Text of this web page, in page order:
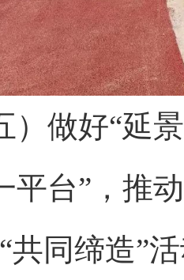
好“延景”
平台”，推
共同缔造”